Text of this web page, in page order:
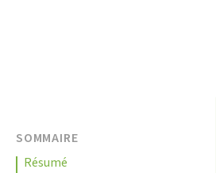
SOMMAIRE
résumé